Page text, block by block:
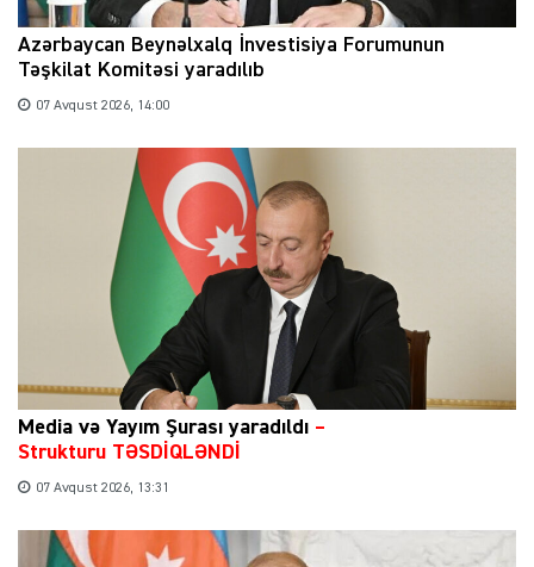
Azərbaycan Beynəlxalq İnvestisiya Forumunun
Təşkilat Komitəsi yaradılıb
07 Avqust 2026, 14:00
Media və Yayım Şurası yaradıldı –
Strukturu TƏSDİQLƏNDİ
07 Avqust 2026, 13:31